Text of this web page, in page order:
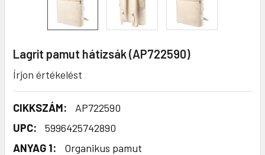
Lagrit pamut hátizsák (AP722590)
Írjon értékelést
CIKKSZÁM:
AP722590
UPC:
5996425742890
ANYAG 1:
Organikus pamut